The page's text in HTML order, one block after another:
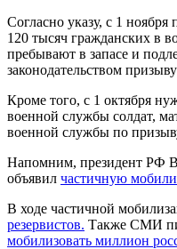
Согласно указу, с 1
120 тысяч гражданских в
пребывают в запасе и
законодательством
Кроме того, с 1 октября
военной службы солдат,
военной службы по
Напомним, президент РФ
объявил частичную
В ходе частичной
резервистов. Также СМИ
мобилизовать миллион